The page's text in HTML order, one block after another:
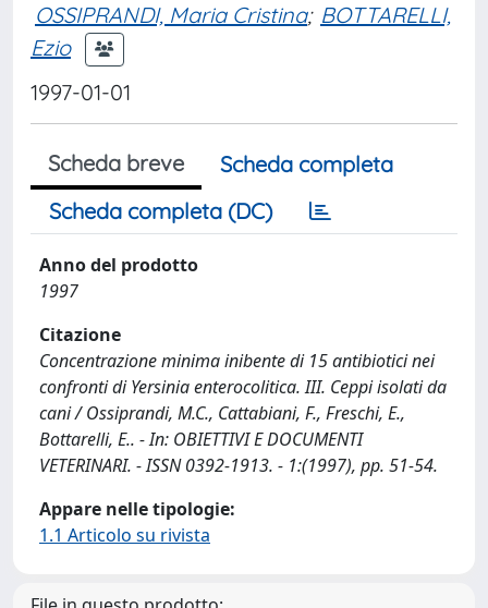
OSSIPRANDI, Maria Cristina; BOTTARELLI,
Ezio
1997-01-01
Scheda breve
Scheda completa
Scheda completa (DC)
Anno del prodotto
1997
Citazione
Concentrazione minima inibente di 15 antibiotici nei
confronti di Yersinia enterocolitica. III. Ceppi isolati da
cani / Ossiprandi, M.C., Cattabiani, F., Freschi, E.,
Bottarelli, E.. - In: OBIETTIVI E DOCUMENTI
VETERINARI. - ISSN 0392-1913. - 1:(1997), pp. 51-54.
Appare nelle tipologie:
1.1 Articolo su rivista